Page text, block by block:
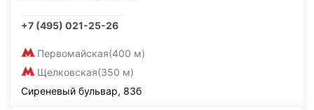
+7 (495) 021-25-26
Первомайская(400 м)
Щелковская(350 м)
Сиреневый бульвар, 83б